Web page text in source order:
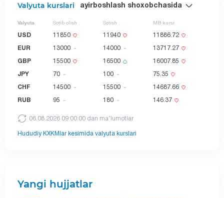
Valyuta kurslari ayirboshlash shoxobchasida
Valyuta Sotib olish Sotish MB kursi
USD 11850 11940 11886.72
EUR 13000 14000 13717.27
GBP 15500 16500 16007.85
JPY 70 100 75.35
CHF 14500 15500 14687.66
RUB 95 180 146.37
06.08.2026 09:00:00 dan ma’lumotlar
Hududiy KXKMlar kesimida valyuta kurslari
Yangi hujjatlar